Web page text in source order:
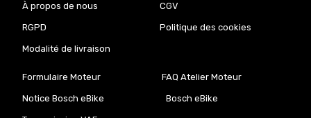
À propos de nous CGV
RGPD Politique des cookies
Modalité de livraison
Formulaire Moteur FAQ Atelier Moteur
Notice Bosch eBike Bosch eBike